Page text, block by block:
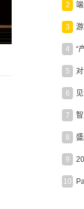
2
3
4
5
6
7
8
9
10